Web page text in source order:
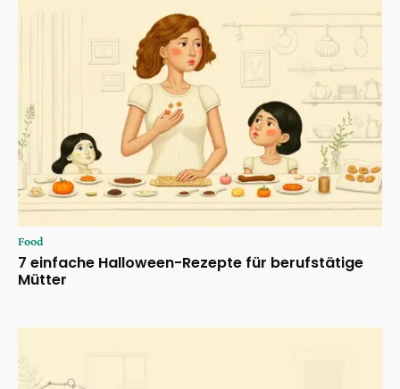
Food
7 einfache Halloween-Rezepte für berufstätige
Mütter